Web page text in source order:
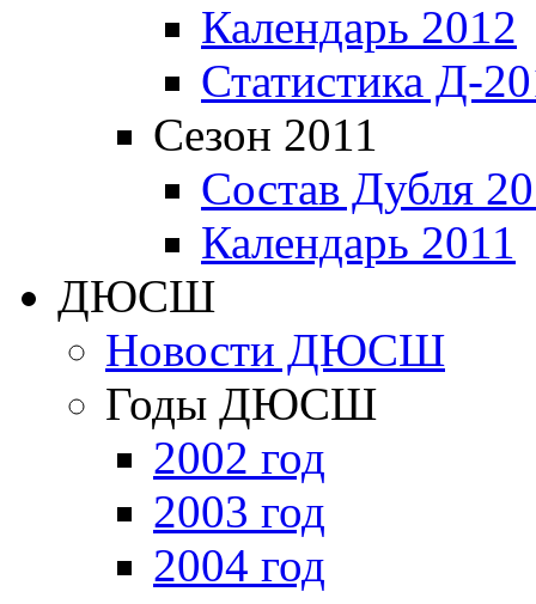
Календарь 2012
Статистика Д-
Сезон 2011
Состав Дубля
Календарь 2011
ДЮСШ
Новости ДЮСШ
Годы ДЮСШ
2002 год
2003 год
2004 год